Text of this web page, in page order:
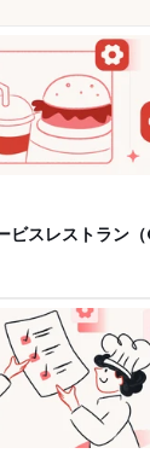
ビスレストラン